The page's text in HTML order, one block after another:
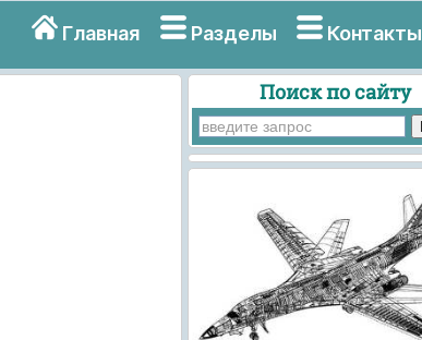
Главная Разделы Контакты
Поиск по сайту